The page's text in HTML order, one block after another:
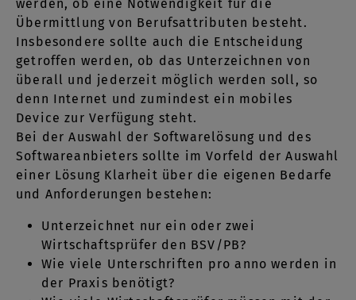
werden, ob eine Notwendigkeit für die
Übermittlung von Berufsattributen besteht.
Insbesondere sollte auch die Entscheidung
getroffen werden, ob das Unterzeichnen von
überall und jederzeit möglich werden soll, so
denn Internet und zumindest ein mobiles
Device zur Verfügung steht.
Bei der Auswahl der Softwarelösung und des
Softwareanbieters sollte im Vorfeld der Auswahl
einer Lösung Klarheit über die eigenen Bedarfe
und Anforderungen bestehen:
Unterzeichnet nur ein oder zwei
Wirtschaftsprüfer den BSV/PB?
Wie viele Unterschriften pro anno werden in
der Praxis benötigt?